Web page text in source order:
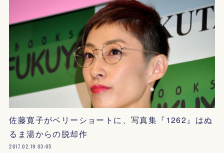
佐藤寛子がベリーショートに、写真集『1262』はぬ
るま湯からの脱却作
2017.02.19 03:05